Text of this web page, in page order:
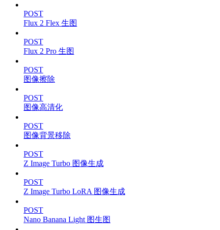
POST
Flux 2 Flex 生图
POST
Flux 2 Pro 生图
POST
图像擦除
POST
图像高清化
POST
图像背景移除
POST
Z Image Turbo 图像生成
POST
Z Image Turbo LoRA 图像生成
POST
Nano Banana Light 图生图